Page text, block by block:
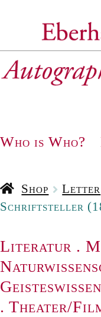
Navigation
Who is Who?
Shop Letter
Schriftsteller
Literatur .
. Theater/